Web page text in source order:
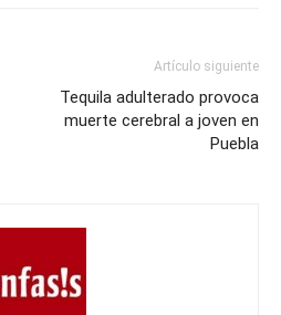
Artículo siguiente
Tequila adulterado provoca
muerte cerebral a joven en
Puebla